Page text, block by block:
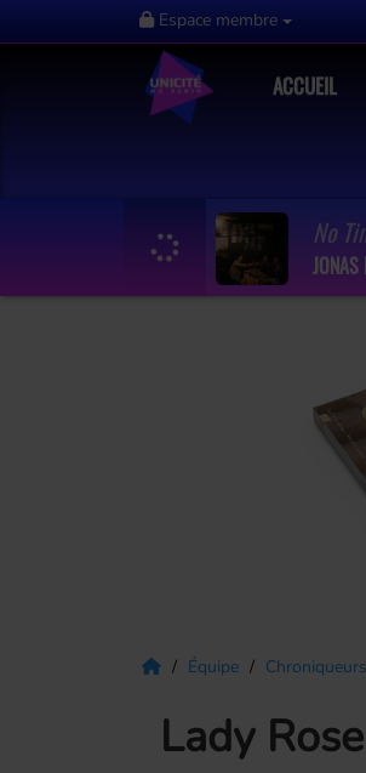
Espace membre
ACCUEIL
No
JONAS
Équipe Chroniqueurs
Lady Rose